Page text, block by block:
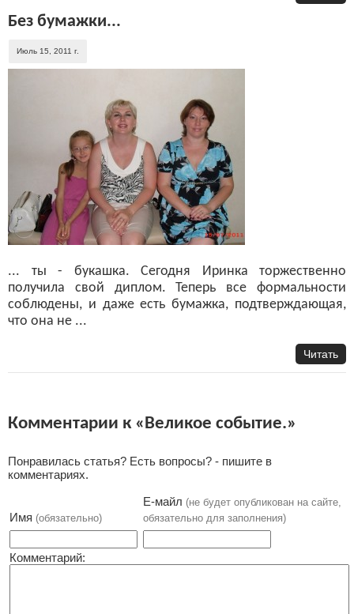
Без бумажки...
Июль 15, 2011 г.
... ты - букашка. Сегодня Иринка торжественно
получила свой диплом. Теперь все формальности
соблюдены, и даже есть бумажка, подтверждающая,
что она не ...
Читать
Комментарии к «Великое событие.»
Понравилась статья? Есть вопросы? - пишите в
комментариях.
Имя (обязательно)
Е-майл (не будет опубликован на сайте,
обязательно для заполнения)
Комментарий: